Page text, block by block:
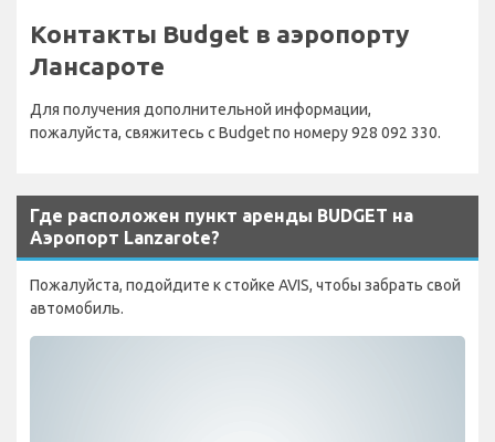
Контакты Budget в аэропорту
Лансароте
Для получения дополнительной информации,
пожалуйста, свяжитесь с Budget по номеру 928 092 330.
Где расположен пункт аренды BUDGET на
Аэропорт Lanzarote?
Пожалуйста, подойдите к стойке AVIS, чтобы забрать свой
автомобиль.